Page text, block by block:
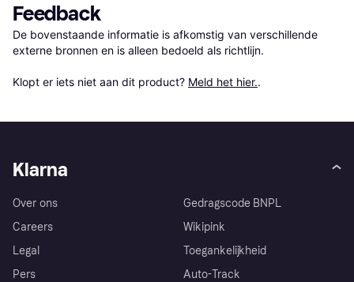
Feedback
De bovenstaande informatie is afkomstig van verschillende
externe bronnen en is alleen bedoeld als richtlijn.
Klopt er iets niet aan dit product? Meld het hier..
Klarna
Over ons
Careers
Legal
Pers
Gedragscode BNPL
Wikipink
Toegankelijkheid
Auto-Track